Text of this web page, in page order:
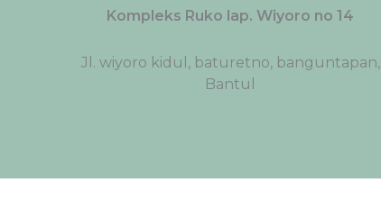
Kompleks Ruko lap. Wiyoro no 14
Jl. wiyoro kidul, baturetno, banguntapan,
Bantul